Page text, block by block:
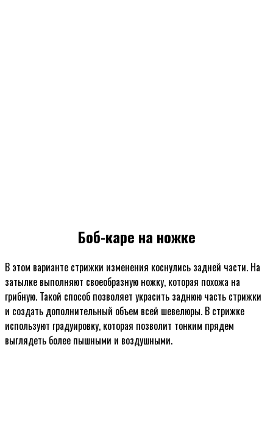
Боб-каре на ножке
В этом варианте стрижки изменения коснулись задней части. На
затылке выполняют своеобразную ножку, которая похожа на
грибную. Такой способ позволяет украсить заднюю часть стрижки
и создать дополнительный объем всей шевелюры. В стрижке
используют градуировку, которая позволит тонким прядем
выглядеть более пышными и воздушными.